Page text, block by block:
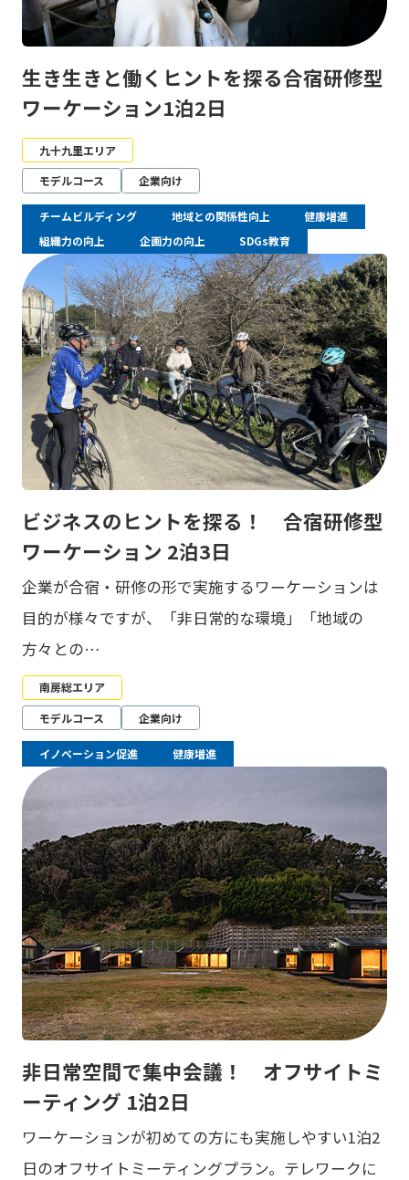
生き生きと働くヒントを探る合宿研修型
ワーケーション1泊2日
九十九里エリア
モデルコース
企業向け
チームビルディング 地域との関係性向上
健康増進
組織力の向上
企画力の向上 SDGs教育
ビジネスのヒントを探る！ 合宿研修型
ワーケーション 2泊3日
企業が合宿・研修の形で実施するワーケーションは
目的が様々ですが、「非日常的な環境」「地域の
方々との…
南房総エリア
モデルコース
企業向け
イノベーション促進 健康増進
非日常空間で集中会議！ オフサイトミ
ーティング 1泊2日
ワーケーションが初めての方にも実施しやすい1泊2
日のオフサイトミーティングプラン。テレワークに